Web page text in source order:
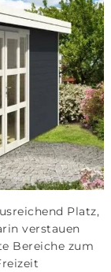
Platz,
verstauen
Bereiche zum